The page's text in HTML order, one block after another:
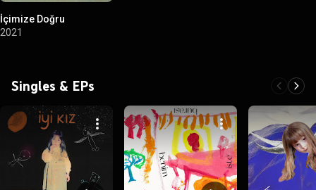
İçimize Doğru
2021
Singles & EPs